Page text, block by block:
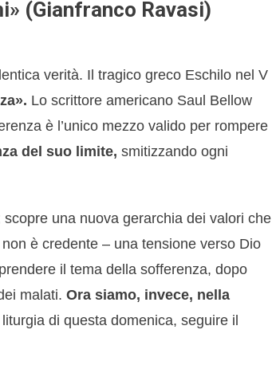
(Gianfranco Ravasi)
verità. Il tragico greco Eschilo nel V
Lo scrittore americano Saul Bellow
è l’unico mezzo valido per rompere
del suo limite, smitizzando ogni
una nuova gerarchia dei valori che
è credente – una tensione verso Dio
il tema della sofferenza, dopo
malati. Ora siamo, invece, nella
di questa domenica, seguire il